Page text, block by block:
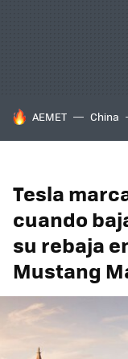
HOY SE HABLA DE
AEMET China
Tesla
cuando
su rebaja
Mustang